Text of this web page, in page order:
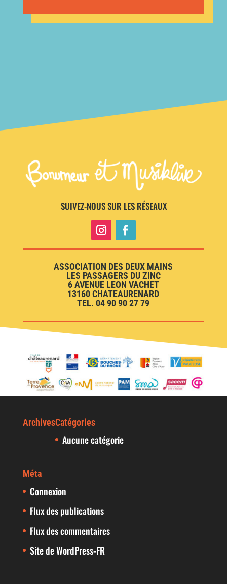
SUIVEZ-NOUS SUR LES RÉSEAUX
ASSOCIATION DES DEUX MAINS
LES PASSAGERS DU ZINC
6 AVENUE LEON VACHET
13160 CHATEAURENARD
TEL. 04 90 90 27 79
ArchivesCatégories
Aucune catégorie
Méta
Connexion
Flux des publications
Flux des commentaires
Site de WordPress-FR